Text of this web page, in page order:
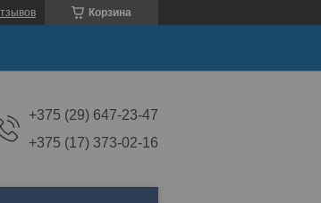
Корзина
+375 (29) 647-23-47
+375 (17) 373-02-16